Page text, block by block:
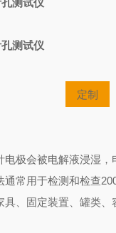
测试仪
测试仪
定制
极会被电解液浸湿
通常用于检测和检查
具、固定装置、罐类